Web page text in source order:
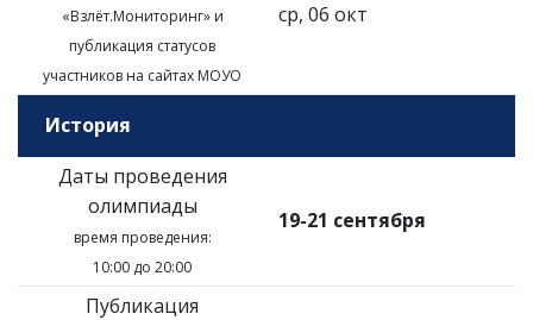
«Взлёт.Мониторинг» и
публикация статусов
участников на сайтах МОУО
ср, 06 окт
История
Даты проведения
олимпиады
время проведения:
10:00 до 20:00
19-21 сентября
Публикация